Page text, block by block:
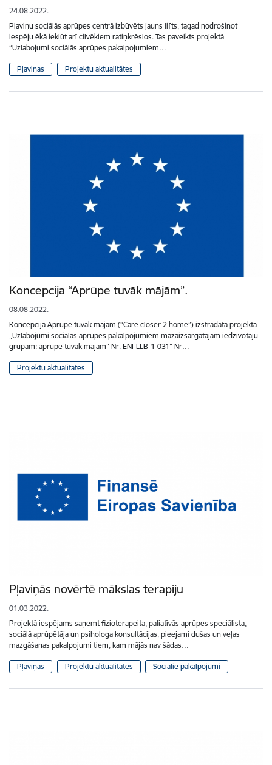
24.08.2022.
Pļaviņu sociālās aprūpes centrā izbūvēts jauns lifts, tagad nodrošinot
iespēju ēkā iekļūt arī cilvēkiem ratiņkrēslos. Tas paveikts projektā
“Uzlabojumi sociālās aprūpes pakalpojumiem…
Pļaviņas Projektu aktualitātes
Koncepcija “Aprūpe tuvāk mājām”.
08.08.2022.
Koncepcija Aprūpe tuvāk mājām (“Care closer 2 home”) izstrādāta projekta
„Uzlabojumi sociālās aprūpes pakalpojumiem mazaizsargātajām iedzīvotāju
grupām: aprūpe tuvāk mājām” Nr. ENI-LLB-1-031” Nr…
Projektu aktualitātes
Pļaviņās novērtē mākslas terapiju
01.03.2022.
Projektā iespējams saņemt fizioterapeita, paliatīvās aprūpes speciālista,
sociālā aprūpētāja un psihologa konsultācijas, pieejami dušas un veļas
mazgāšanas pakalpojumi tiem, kam mājās nav šādas…
Pļaviņas Projektu aktualitātes Sociālie pakalpojumi